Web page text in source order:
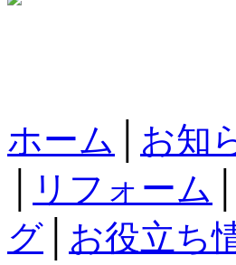
ホーム お知
リフォーム
グ
お役立ち